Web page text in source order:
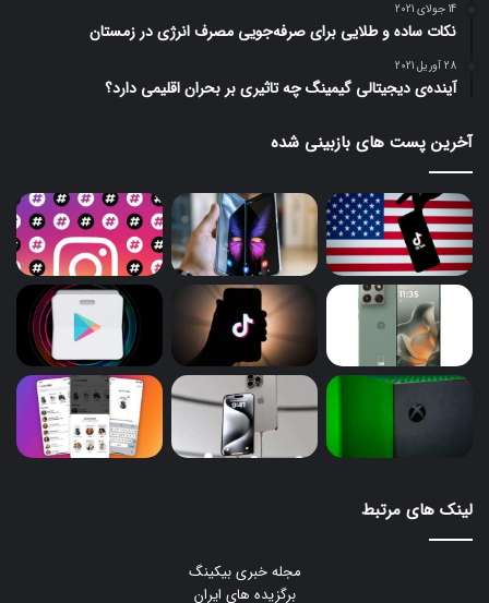
14 جولای 2021
نکات ساده و طلایی برای صرفه‌جویی مصرف انرژی در زمستان
28 آوریل 2021
آینده‌ی دیجیتالی گیمینگ چه تاثیری بر بحران اقلیمی دارد؟
آخرین پست های بازبینی شده
لینک های مرتبط
مجله خبری بیکینگ
برگزیده های ایران